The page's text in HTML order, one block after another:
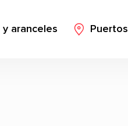
aranceles Puertos